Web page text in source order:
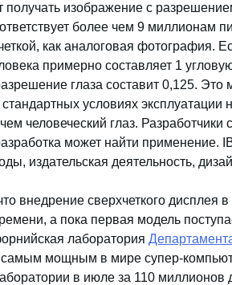
получать изображение с
более чем 9 миллионам
как аналоговая фотография.
примерно составляет 1
глаза составит 0,125.
условиях эксплуатации
человеческий глаз. Разработчики
может найти применение.
издательская деятельность,
внедрение сверхчеткого
а пока первая модель
лаборатория
самым мощным в мире супер-
в июле за 110